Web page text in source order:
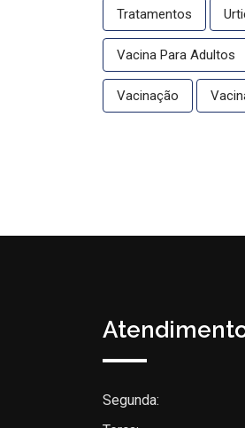
Tratamentos
Vacina Para Adultos
Vacinação
Segunda: